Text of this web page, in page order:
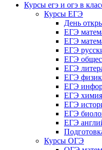
Курсы егэ и огэ в
Курсы ЕГЭ
День
ЕГЭ
ЕГЭ
ЕГЭ
ЕГЭ
ЕГЭ
ЕГЭ
ЕГЭ
ЕГЭ химия
ЕГЭ
ЕГЭ
ЕГЭ
Курсы ОГЭ